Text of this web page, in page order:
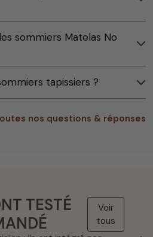
sommiers Matelas No
tapissiers ?
nos questions & réponses
TESTÉ
Voir
tous